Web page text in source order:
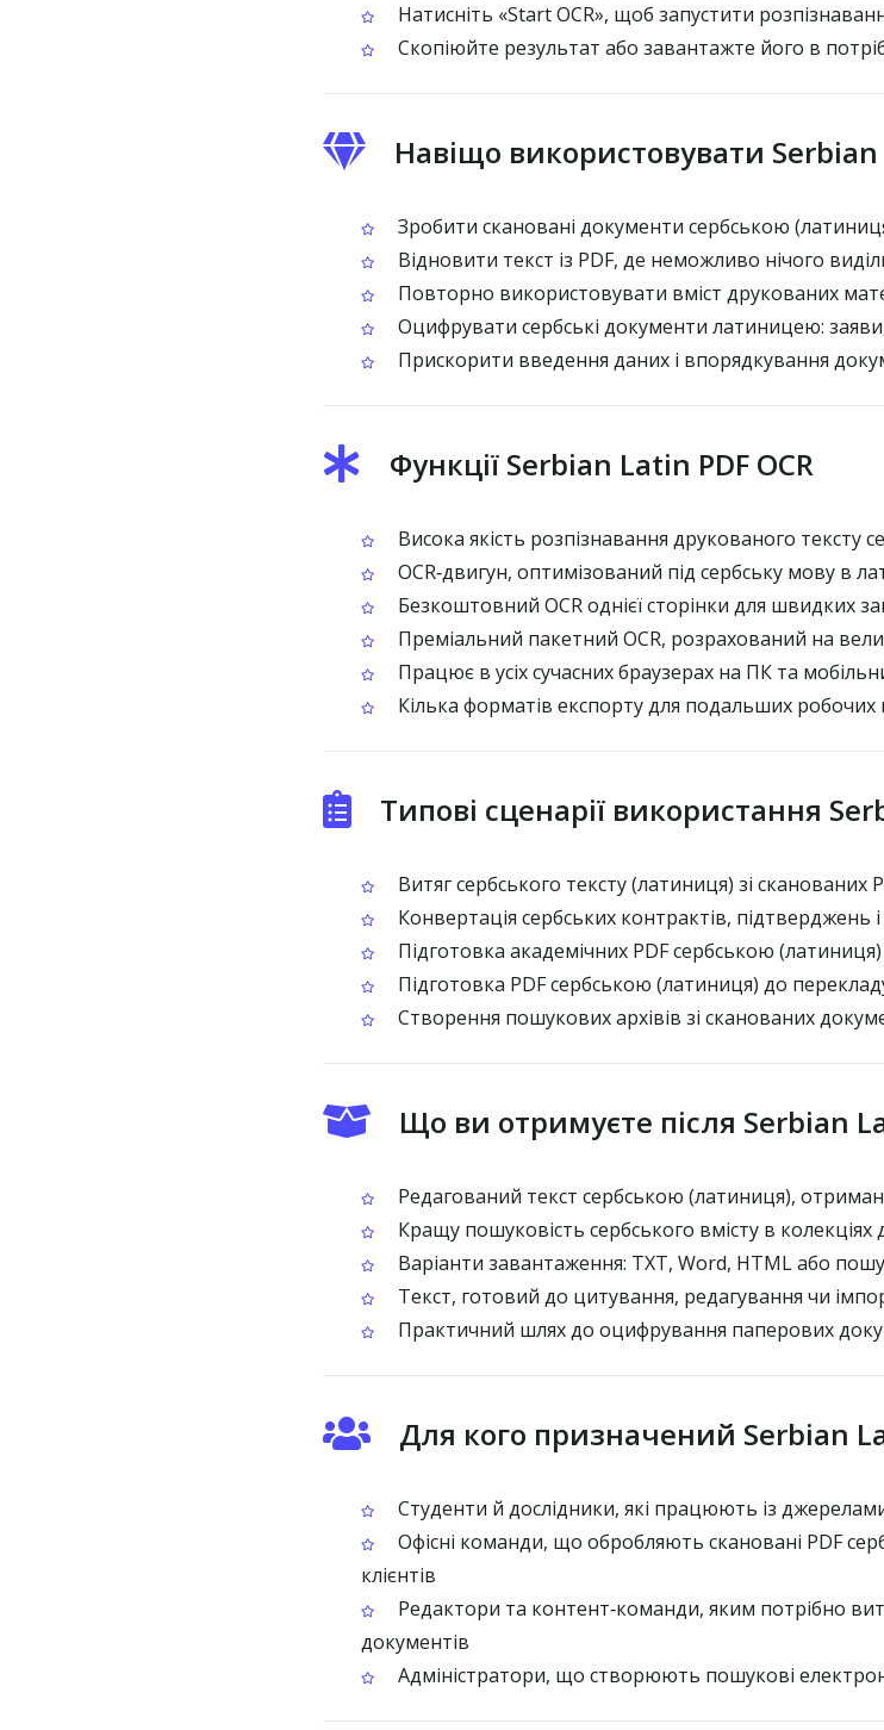
Натисніть «Start OCR», щоб запустити
Скопіюйте результат або завантажте його в
Навіщо використовувати Serbian
Зробити скановані документи сербською
Відновити текст із PDF, де неможливо нічого
Повторно використовувати вміст друкованих
Оцифрувати сербські документи латиницею:
Прискорити введення даних і впорядкування
Функції Serbian Latin PDF OCR
Висока якість розпізнавання друкованого тексту
OCR‑двигун, оптимізований під сербську мову в
Безкоштовний OCR однієї сторінки для швидких
Преміальний пакетний OCR, розрахований на
Працює в усіх сучасних браузерах на ПК та
Кілька форматів експорту для подальших робочих
Типові сценарії використання
Витяг сербського тексту (латиниця) зі сканованих
Конвертація сербських контрактів, підтверджень
Підготовка академічних PDF сербською
Підготовка PDF сербською (латиниця) до
Створення пошукових архівів зі сканованих
Що ви отримуєте після Serbian
Редагований текст сербською (латиниця),
Кращу пошуковість сербського вмісту в колекціях
Варіанти завантаження: TXT, Word, HTML або
Текст, готовий до цитування, редагування чи
Практичний шлях до оцифрування паперових
Для кого призначений Serbian
Студенти й дослідники, які працюють із
Офісні команди, що обробляють скановані PDF
клієнтів
Редактори та контент‑команди, яким потрібно
документів
Адміністратори, що створюють пошукові